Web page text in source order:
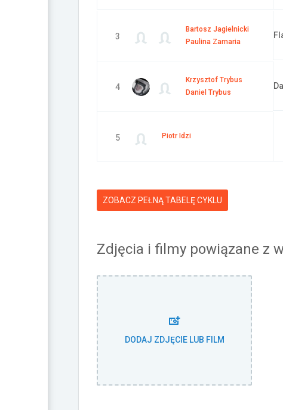
3
Bartosz Jagielnicki
Paulina Zamaria
4
Krzysztof Trybus
Daniel Trybus
5 Piotr Idzi
ZOBACZ PEŁNĄ TABELĘ CYKLU
Zdjęcia i filmy powiązane z
DODAJ ZDJĘCIE LUB FILM